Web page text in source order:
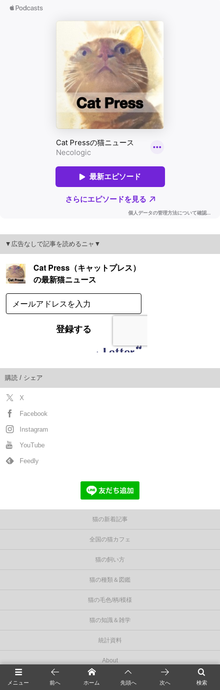
▼広告なしで記事を読めるニャ▼
購読 / シェア
X
Facebook
Instagram
YouTube
Feedly
猫の新着記事
全国の猫カフェ
猫の飼い方
猫の種類＆図鑑
猫の毛色/柄/模様
猫の知識＆雑学
統計資料
About
privacy policy
メニュー 検索
前へ ホーム 先頭へ 次へ